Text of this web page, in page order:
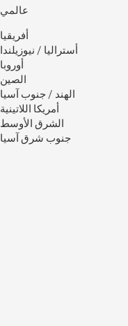
عالمي
أفريقيا
أستراليا / نيوزيلندا
أوروبا
الصين
الهند / جنوب آسيا
أمريكا اللاتينية
الشرق الأوسط
جنوب شرق آسيا